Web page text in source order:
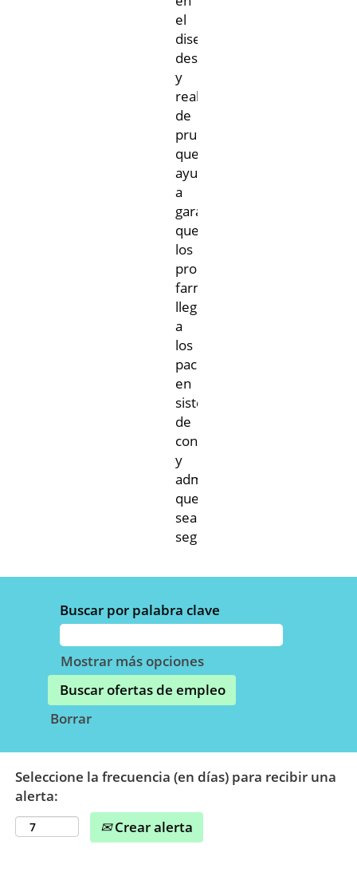
el
diseño,
desarrollo
y
realización
de
pruebas
que
ayuden
a
garantizar
que
los
productos
farmacológicos
lleguen
a
los
pacientes
en
sistemas
de
contención
y
administración
que
sean
seguros.
Buscar por palabra clave
Mostrar más opciones
Borrar
Seleccione la frecuencia (en días) para recibir una
alerta:
Crear alerta